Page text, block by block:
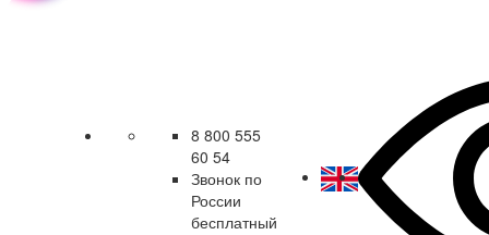
8 800 555
60 54
Звонок по
России
бесплатный